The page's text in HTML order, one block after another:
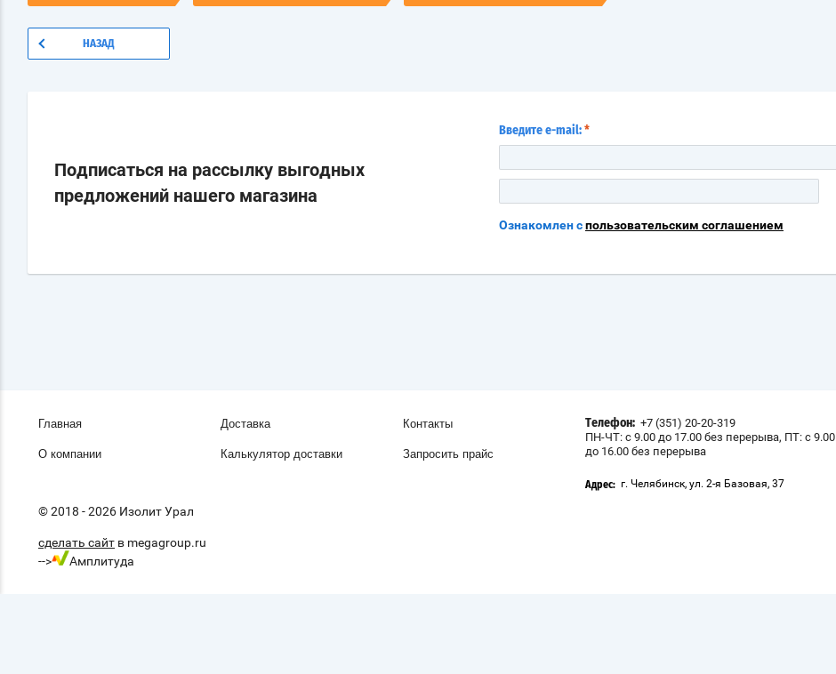
НАЗАД
Подписаться на рассылку выгодных
предложений нашего магазина
Введите e-mail: *
Ознакомлен спользовательским соглашением
Главная
О компании
Доставка
Калькулятор доставки
Контакты
Запросить прайс
Телефон: +7 (351) 20-20-319
ПН-ЧТ: с 9.00 до 17.00 без перерыва, ПТ: с 9.00
до 16.00 без перерыва
Адрес: г. Челябинск, ул. 2-я Базовая, 37
© 2018 - 2026 Изолит Урал
сделать сайт в megagroup.ru
-->
Амплитуда